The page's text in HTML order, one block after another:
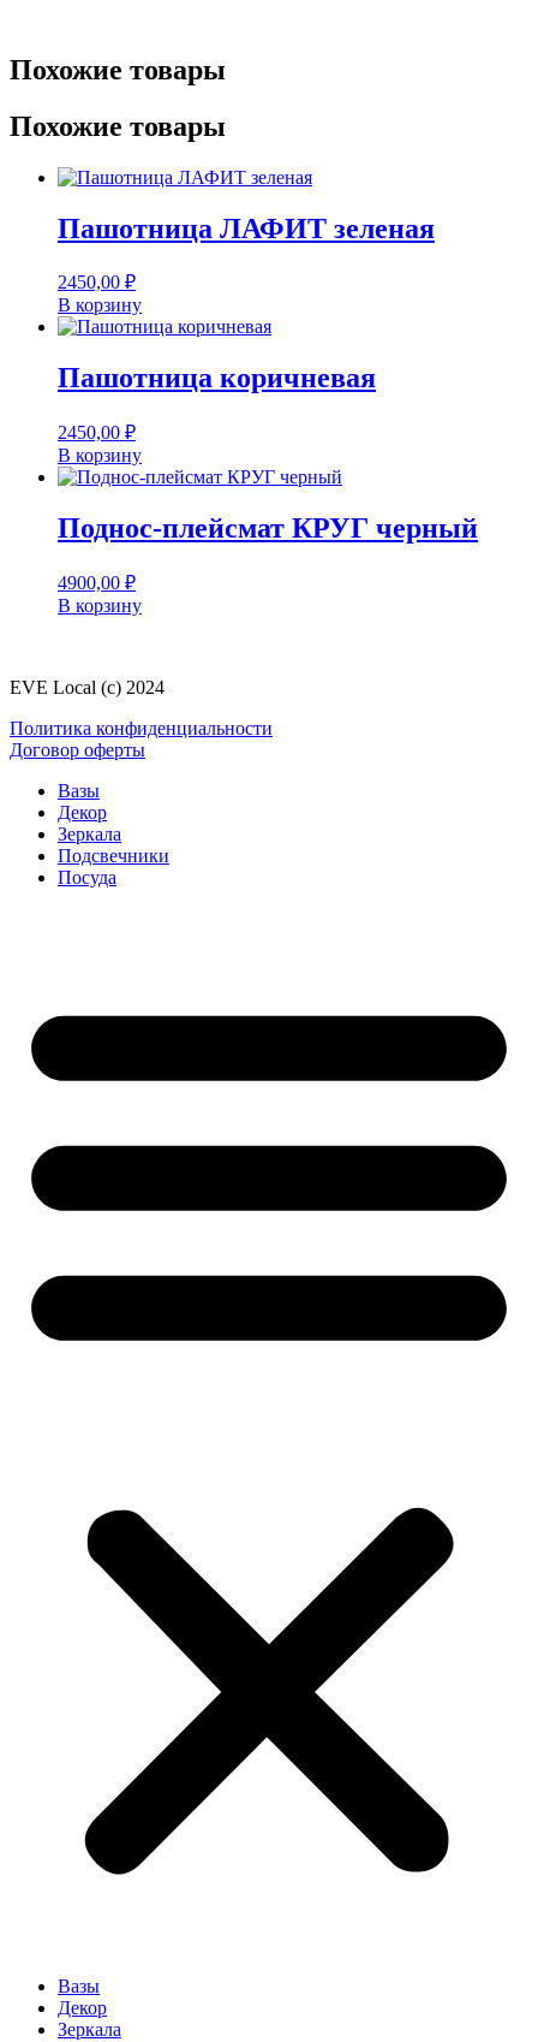
Похожие товары
Похожие товары
Пашотница ЛАФИТ зеленая
2450,00 ₽
В корзину
Пашотница коричневая
2450,00 ₽
В корзину
Поднос-плейсмат КРУГ черный
4900,00 ₽
В корзину
EVE Local (c) 2024
Политика конфиденциальности
Договор оферты
Вазы
Декор
Зеркала
Подсвечники
Посуда
Вазы
Декор
Зеркала